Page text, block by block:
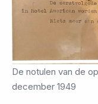
De notulen van de
december 1949